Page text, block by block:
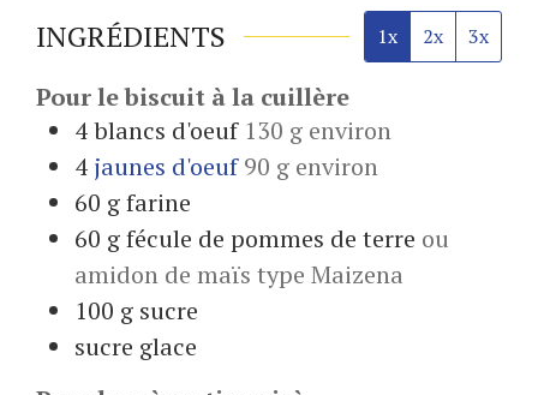
INGRÉDIENTS 1x 2x 3x
Pour le biscuit à la cuillère
4blancs d'oeuf 130 g environ
4 jaunes d'oeuf90 g environ
60 gfarine
60 gfécule de pommes de terre ou
amidon de maïs type Maizena
100 g sucre
sucre glace